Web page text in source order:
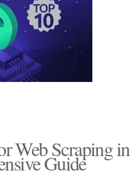
Web Scraping in
Guide